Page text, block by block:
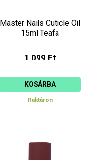
Master Nails Cuticle Oil
15ml Teafa
1 099 Ft
KOSÁRBA
Raktáron